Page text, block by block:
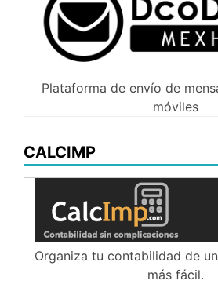
Plataforma de envío de
móviles
CALCIMP
Organiza tu contabilidad de
más fácil.